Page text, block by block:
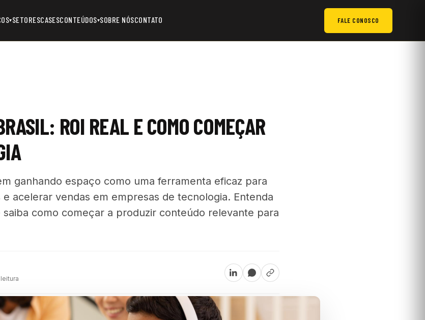
▾SETORESCASESCONTEÚDOS▾SOBRE NÓSCONTATO FALE CONOSCO
ROI REAL E COMO COMEÇAR
ganhando espaço como uma ferramenta eficaz para
acelerar vendas em empresas de tecnologia. Entenda
saiba como começar a produzir conteúdo relevante para
leitura